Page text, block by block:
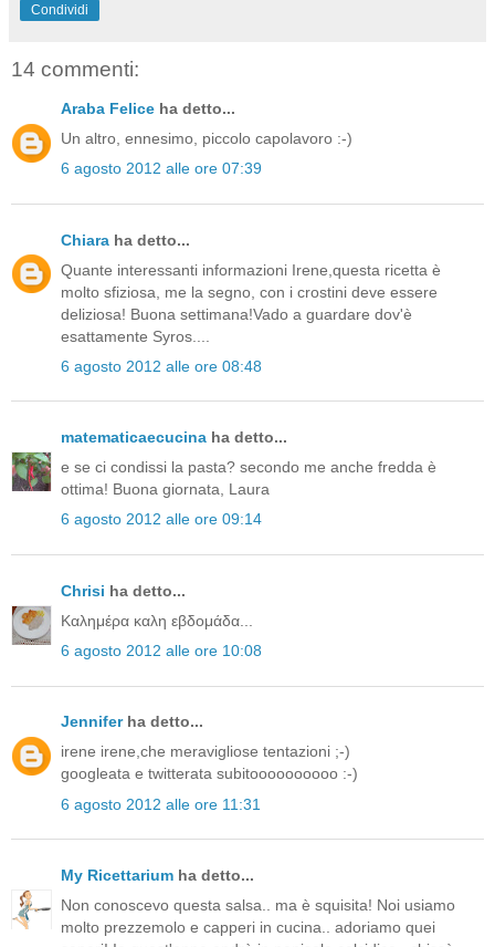
Condividi
14 commenti:
Araba Felice ha detto...
Un altro, ennesimo, piccolo capolavoro :-)
6 agosto 2012 alle ore 07:39
Chiara ha detto...
Quante interessanti informazioni Irene,questa ricetta è
molto sfiziosa, me la segno, con i crostini deve essere
deliziosa! Buona settimana!Vado a guardare dov'è
esattamente Syros....
6 agosto 2012 alle ore 08:48
matematicaecucina ha detto...
e se ci condissi la pasta? secondo me anche fredda è
ottima! Buona giornata, Laura
6 agosto 2012 alle ore 09:14
Chrisi ha detto...
Καλημέρα καλη εβδομάδα...
6 agosto 2012 alle ore 10:08
Jenniferha detto...
irene irene,che meravigliose tentazioni ;-)
googleata e twitterata subitoooooooooo :-)
6 agosto 2012 alle ore 11:31
My Ricettarium ha detto...
Non conoscevo questa salsa.. ma è squisita! Noi usiamo
molto prezzemolo e capperi in cucina.. adoriamo quei